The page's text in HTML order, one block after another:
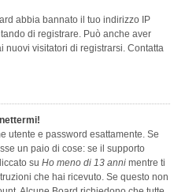
abbia bannato il tuo indirizzo IP
di registrare. Può anche aver
visitatori di registrarsi. Contatta
utente e password esattamente. Se
un paio di cose: se il supporto
su Ho meno di 13 anni mentre ti
che hai ricevuto. Se questo non